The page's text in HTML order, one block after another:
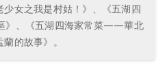
女之我是村姑！》、《五湖四
》、《五湖四海家常菜——華北
的故事》。